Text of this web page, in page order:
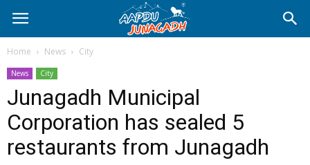
Home News City
News City
Junagadh Municipal
Corporation has sealed 5
restaurants from Junagadh